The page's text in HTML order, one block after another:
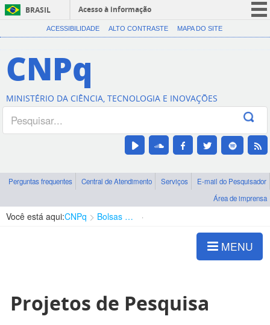
BRASIL
Acesso à informação
CORONAVÍRUS (COVID-19)
Canais
ACESSIBILIDADE ALTO CONTRASTE MAPA DO SITE
CNPq
MINISTÉRIO DA CIÊNCIA, TECNOLOGIA E INOVAÇÕES
Perguntas frequentes Central de Atendimento Serviços
E-mail do Pesquisador
Área de imprensa
Você está aqui:CNPq Bolsas e Auxílios Vigentes
MENU
Projetos de Pesquisa